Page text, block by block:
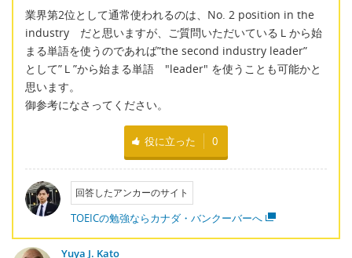
業界第2位として通常使われるのは、No. 2 position in the
industry だと思いますが、ご質問いただいているＬから始
まる単語を使うのであれば”the second industry leader”
として”Ｌ”から始まる単語 "leader" を使うことも可能かと
思います。
御参考になさってください。
役に立った 0
回答したアンカーのサイト
TOEICの勉強ならカナダ・バンクーバーへ
Yuya J. Kato